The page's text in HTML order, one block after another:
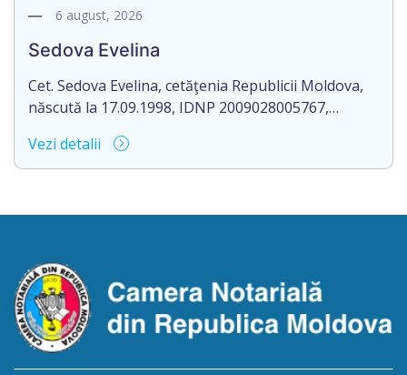
09.07.2010, eliberat de notarul public Petru
decedat la 27.08.2024.
6 august, 2026
Sedova Evelina
Cet. Sedova Evelina, cetăţenia Republicii Moldova,
născută la 17.09.1998, IDNP 2009028005767,
19, ap. 407, aduce la cunoștință pierderea
originalului actului notarial: Contractul de donație
29.12.2023, autentificat de Romanescu Mihail-
Vezi detalii